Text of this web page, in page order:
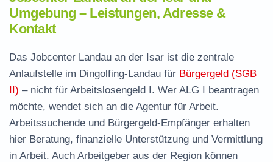
Umgebung – Leistungen, Adresse &
Kontakt
Das Jobcenter Landau an der Isar ist die zentrale
Anlaufstelle im Dingolfing-Landau für Bürgergeld (SGB
II) – nicht für Arbeitslosengeld I. Wer ALG I beantragen
möchte, wendet sich an die Agentur für Arbeit.
Arbeitssuchende und Bürgergeld-Empfänger erhalten
hier Beratung, finanzielle Unterstützung und Vermittlung
in Arbeit. Auch Arbeitgeber aus der Region können